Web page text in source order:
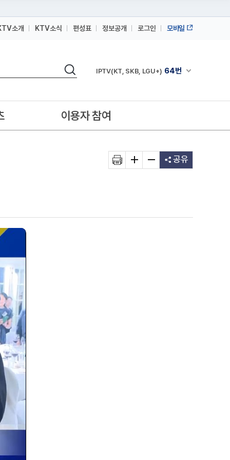
소개 KTV소식 편성표 정보공개 로그인 모바일
검색 채널안내 펼쳐
IPTV(KT, SKB, LGU+) 64번
IPTV(KT, SKB, LGU+)
이용자 참여
공유